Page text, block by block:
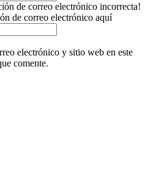
de correo electrónico incorrecta!
de correo electrónico aquí
electrónico y sitio web en este
comente.